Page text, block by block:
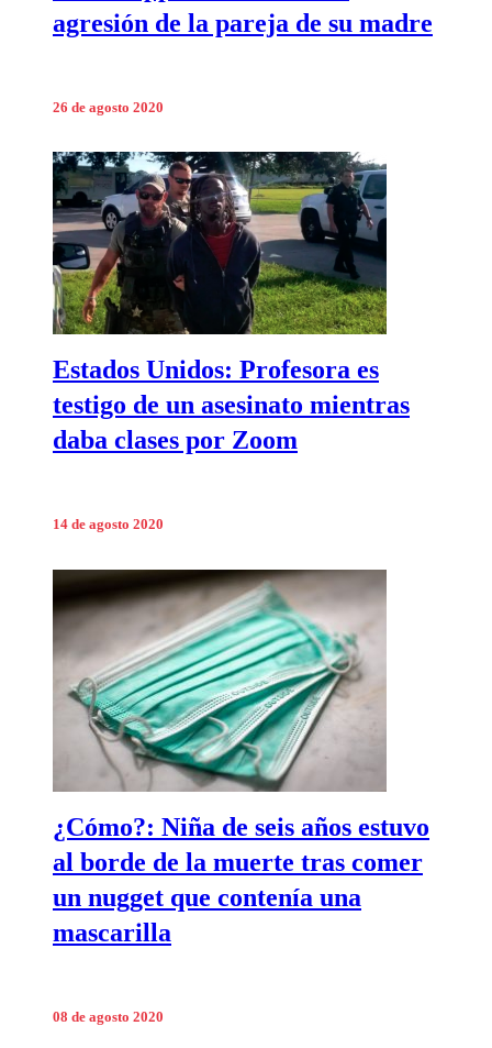
agresión de la pareja de su madre
26 de agosto 2020
Estados Unidos: Profesora es
testigo de un asesinato mientras
daba clases por Zoom
14 de agosto 2020
¿Cómo?: Niña de seis años estuvo
al borde de la muerte tras comer
un nugget que contenía una
mascarilla
08 de agosto 2020